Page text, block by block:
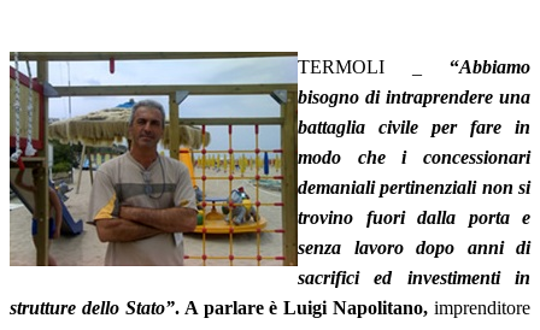
TERMOLI _ “Abbiamo
bisogno di intraprendere una
battaglia civile per fare in
modo che i concessionari
demaniali pertinenziali non si
trovino fuori dalla porta e
senza lavoro dopo anni di
sacrifici ed investimenti in
strutture dello Stato”. A parlare è Luigi Napolitano, imprenditore